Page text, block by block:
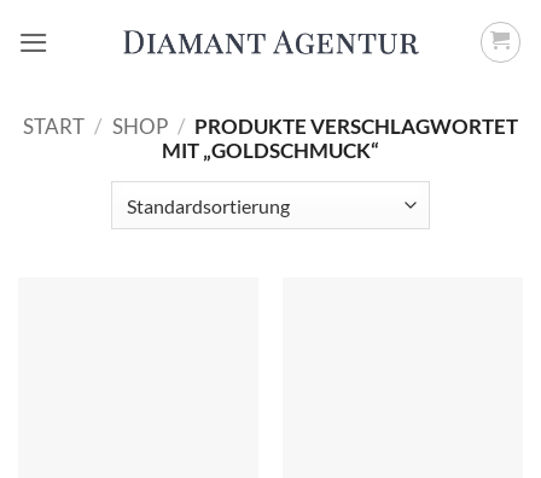
Inhalt
START / SHOP / PRODUKTE VERSCHLAGWORTET
MIT „GOLDSCHMUCK“